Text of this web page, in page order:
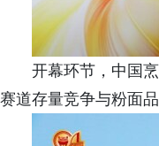
开幕环节，中国
赛道存量竞争与粉面